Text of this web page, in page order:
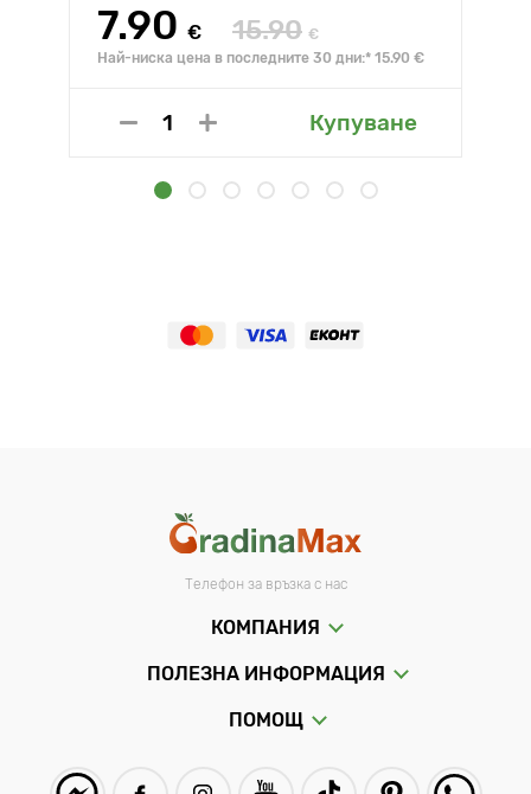
7.90 € 15.90 €
Най-ниска цена в последните 30 дни:* 15.90 €
Купуване
Телефон за връзка с нас
КОМПАНИЯ
ПОЛЕЗНА ИНФОРМАЦИЯ
ПОМОЩ